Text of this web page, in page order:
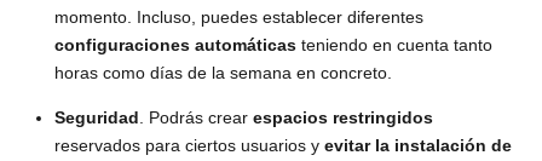
momento. Incluso, puedes establecer diferentes
configuraciones automáticasteniendo en cuenta tanto
horas como días de la semana en concreto.
Seguridad . Podrás crear espacios restringidos
reservados para ciertos usuarios y evitar la instalación de